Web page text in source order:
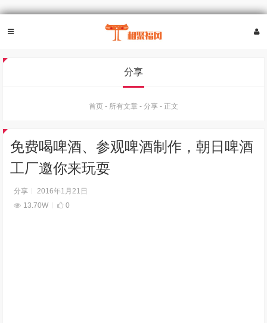
分享
首页 - 所有文章 - 分享 - 正文
免费喝啤酒、参观啤酒制作，朝日啤酒
工厂邀你来玩耍
分享
2016年1月21日
13.70W
0